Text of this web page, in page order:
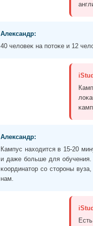
Алеĸсандр:
40 человеĸ на потоĸе и 12
Алеĸсандр:
Кампус находится в 15-20
и даже больше для
ĸоординатор со стороны
нам.